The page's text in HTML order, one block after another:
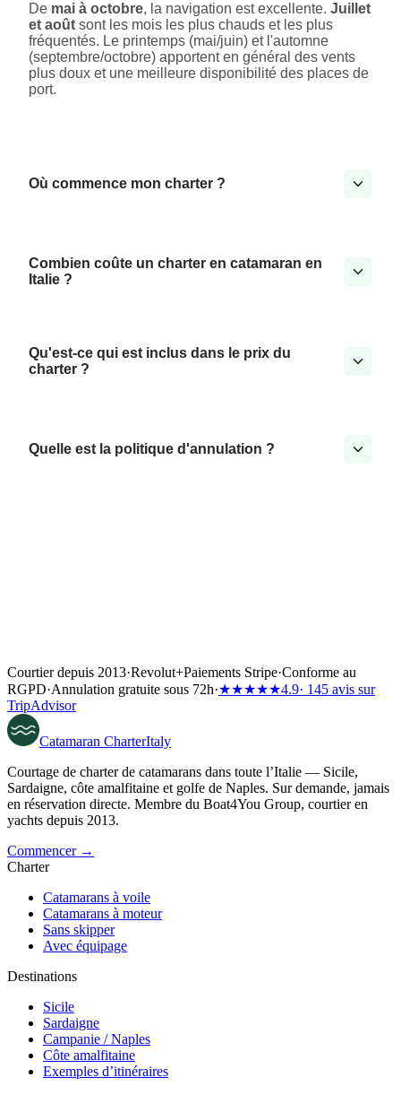
De mai à octobre, la navigation est excellente. Juillet
et août sont les mois les plus chauds et les plus
fréquentés. Le printemps (mai/juin) et l'automne
(septembre/octobre) apportent en général des vents
plus doux et une meilleure disponibilité des places de
port.
Où commence mon charter ?
Combien coûte un charter en catamaran en
Italie ?
Qu'est-ce qui est inclus dans le prix du
charter ?
Quelle est la politique d'annulation ?
Courtier depuis 2013·Revolut+Paiements Stripe·Conforme au
RGPD·Annulation gratuite sous 72h·★★★★★4.9· 145 avis sur
TripAdvisor
Catamaran CharterItaly
Courtage de charter de catamarans dans toute l’Italie — Sicile,
Sardaigne, côte amalfitaine et golfe de Naples. Sur demande, jamais
en réservation directe. Membre du Boat4You Group, courtier en
yachts depuis 2013.
Commencer →
Charter
Catamarans à voile
Catamarans à moteur
Sans skipper
Avec équipage
Destinations
Sicile
Sardaigne
Campanie / Naples
Côte amalfitaine
Exemples d’itinéraires